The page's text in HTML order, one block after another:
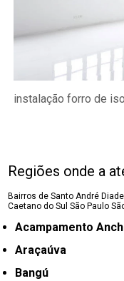
instalação forro de
Regiões onde a
Bairros de Santo André
Caetano do SulSão Paulo
Acampamento
Araçaúva
Bangú